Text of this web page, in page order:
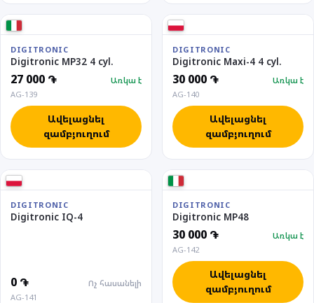
DIGITRONIC
Digitronic MP32 4 cyl.
27 000 ֏
Առկա է
AG-139
Ավելացնել
զամբյուղում
DIGITRONIC
Digitronic Maxi-4 4 cyl.
30 000 ֏
Առկա է
AG-140
Ավելացնել
զամբյուղում
DIGITRONIC
Digitronic IQ-4
0 ֏
Ոչ հասանելի
AG-141
DIGITRONIC
Digitronic MP48
30 000 ֏
Առկա է
AG-142
Ավելացնել
զամբյուղում